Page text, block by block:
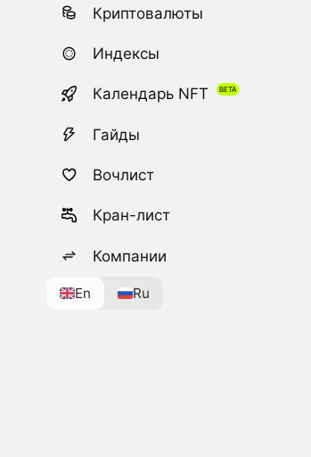
Криптовалюты
Индексы
Календарь NFT
Гайды
Вочлист
Кран-лист
Компании
En Ru